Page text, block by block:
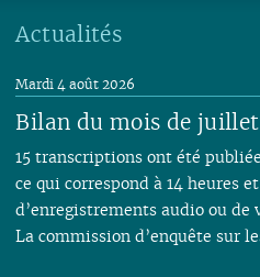
Actualités
Bilan du mois de
Mardi 4 août 2026
15 transcriptions ont été
ce qui correspond à 14 heures
d’enregistrements audio ou de
La commission d’enquête sur